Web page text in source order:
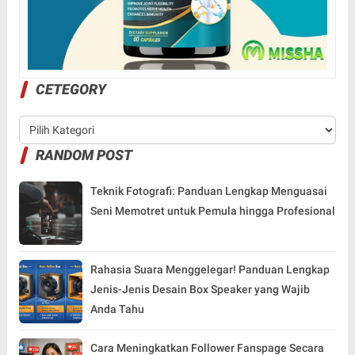
CETEGORY
RANDOM POST
Teknik Fotografi: Panduan Lengkap Menguasai
Seni Memotret untuk Pemula hingga Profesional
Rahasia Suara Menggelegar! Panduan Lengkap
Jenis-Jenis Desain Box Speaker yang Wajib
Anda Tahu
Cara Meningkatkan Follower Fanspage Secara